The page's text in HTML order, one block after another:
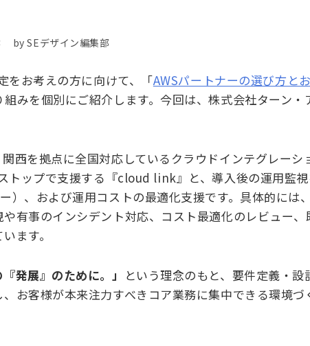
by SEデザイン編集部
をお考えの方に向けて、「AWSパートナーの選び方と
みを個別にご紹介します。今回は、株式会社ターン・
西を拠点に全国対応しているクラウドインテグレーシ
トップで支援する『cloud link』と、導入後の運用監
）、および運用コストの最適化支援です。具体的には
有事のインシデント対応、コスト最適化のレビュー、
ます。
発展』のために。」 という理念のもと、要件定義・設
お客様が本来注力すべきコア業務に集中できる環境づ